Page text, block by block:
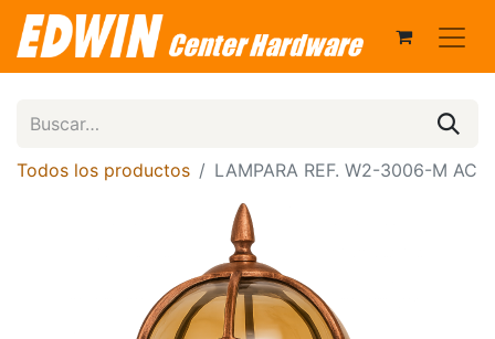
Todos los productos LAMPARA REF. W2-3006-M AC